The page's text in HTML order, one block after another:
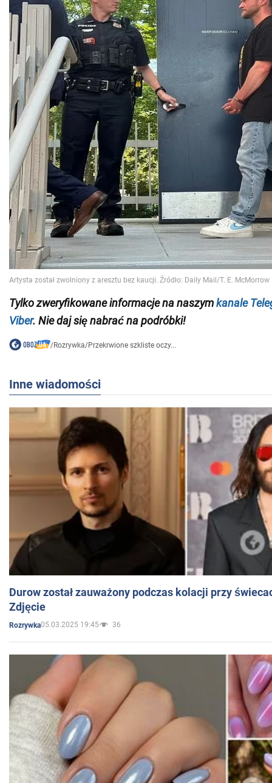
Tylko zweryfikowane informacje na naszymkanale
Viber. Nie daj się nabrać na podróbki!
/Rozrywka/Przekrwione szkliste oczy...
Inne wiadomości
Durow został zauważony podczas kolacji przy
Zdjęcie
Rozrywka05.03.2025 19:45 36